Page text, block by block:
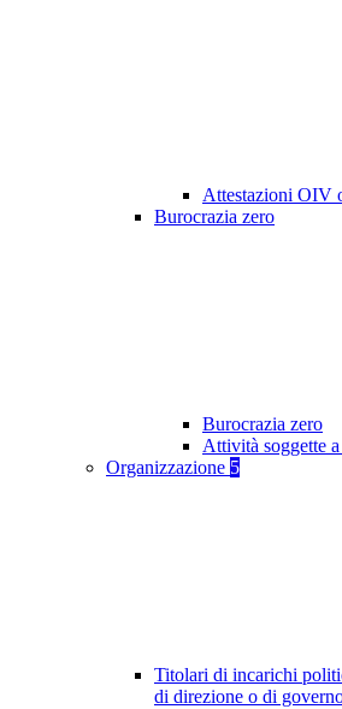
Attestazioni OIV
Burocrazia zero
Burocrazia zero
Attività soggette
Organizzazione 5
Titolari di incarichi
di direzione o di